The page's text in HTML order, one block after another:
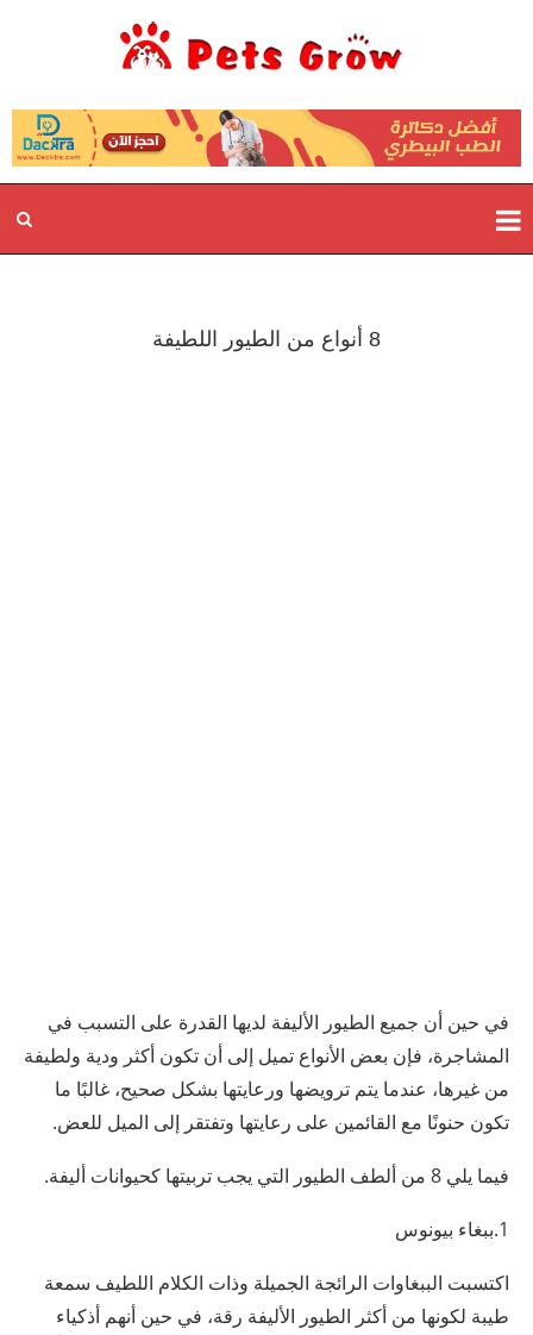
8 أنواع من الطيور اللطيفة
في حين أن جميع الطيور الأليفة لديها القدرة على التسبب في
المشاجرة، فإن بعض الأنواع تميل إلى أن تكون أكثر ودية ولطيفة
من غيرها، عندما يتم ترويضها ورعايتها بشكل صحيح، غالبًا ما
تكون حنونًا مع القائمين على رعايتها وتفتقر إلى الميل للعض.
فيما يلي 8 من ألطف الطيور التي يجب تربيتها كحيوانات أليفة.
1.ببغاء بيونوس
اكتسبت الببغاوات الرائجة الجميلة وذات الكلام اللطيف سمعة
طيبة لكونها من أكثر الطيور الأليفة رقة، في حين أنهم أذكياء